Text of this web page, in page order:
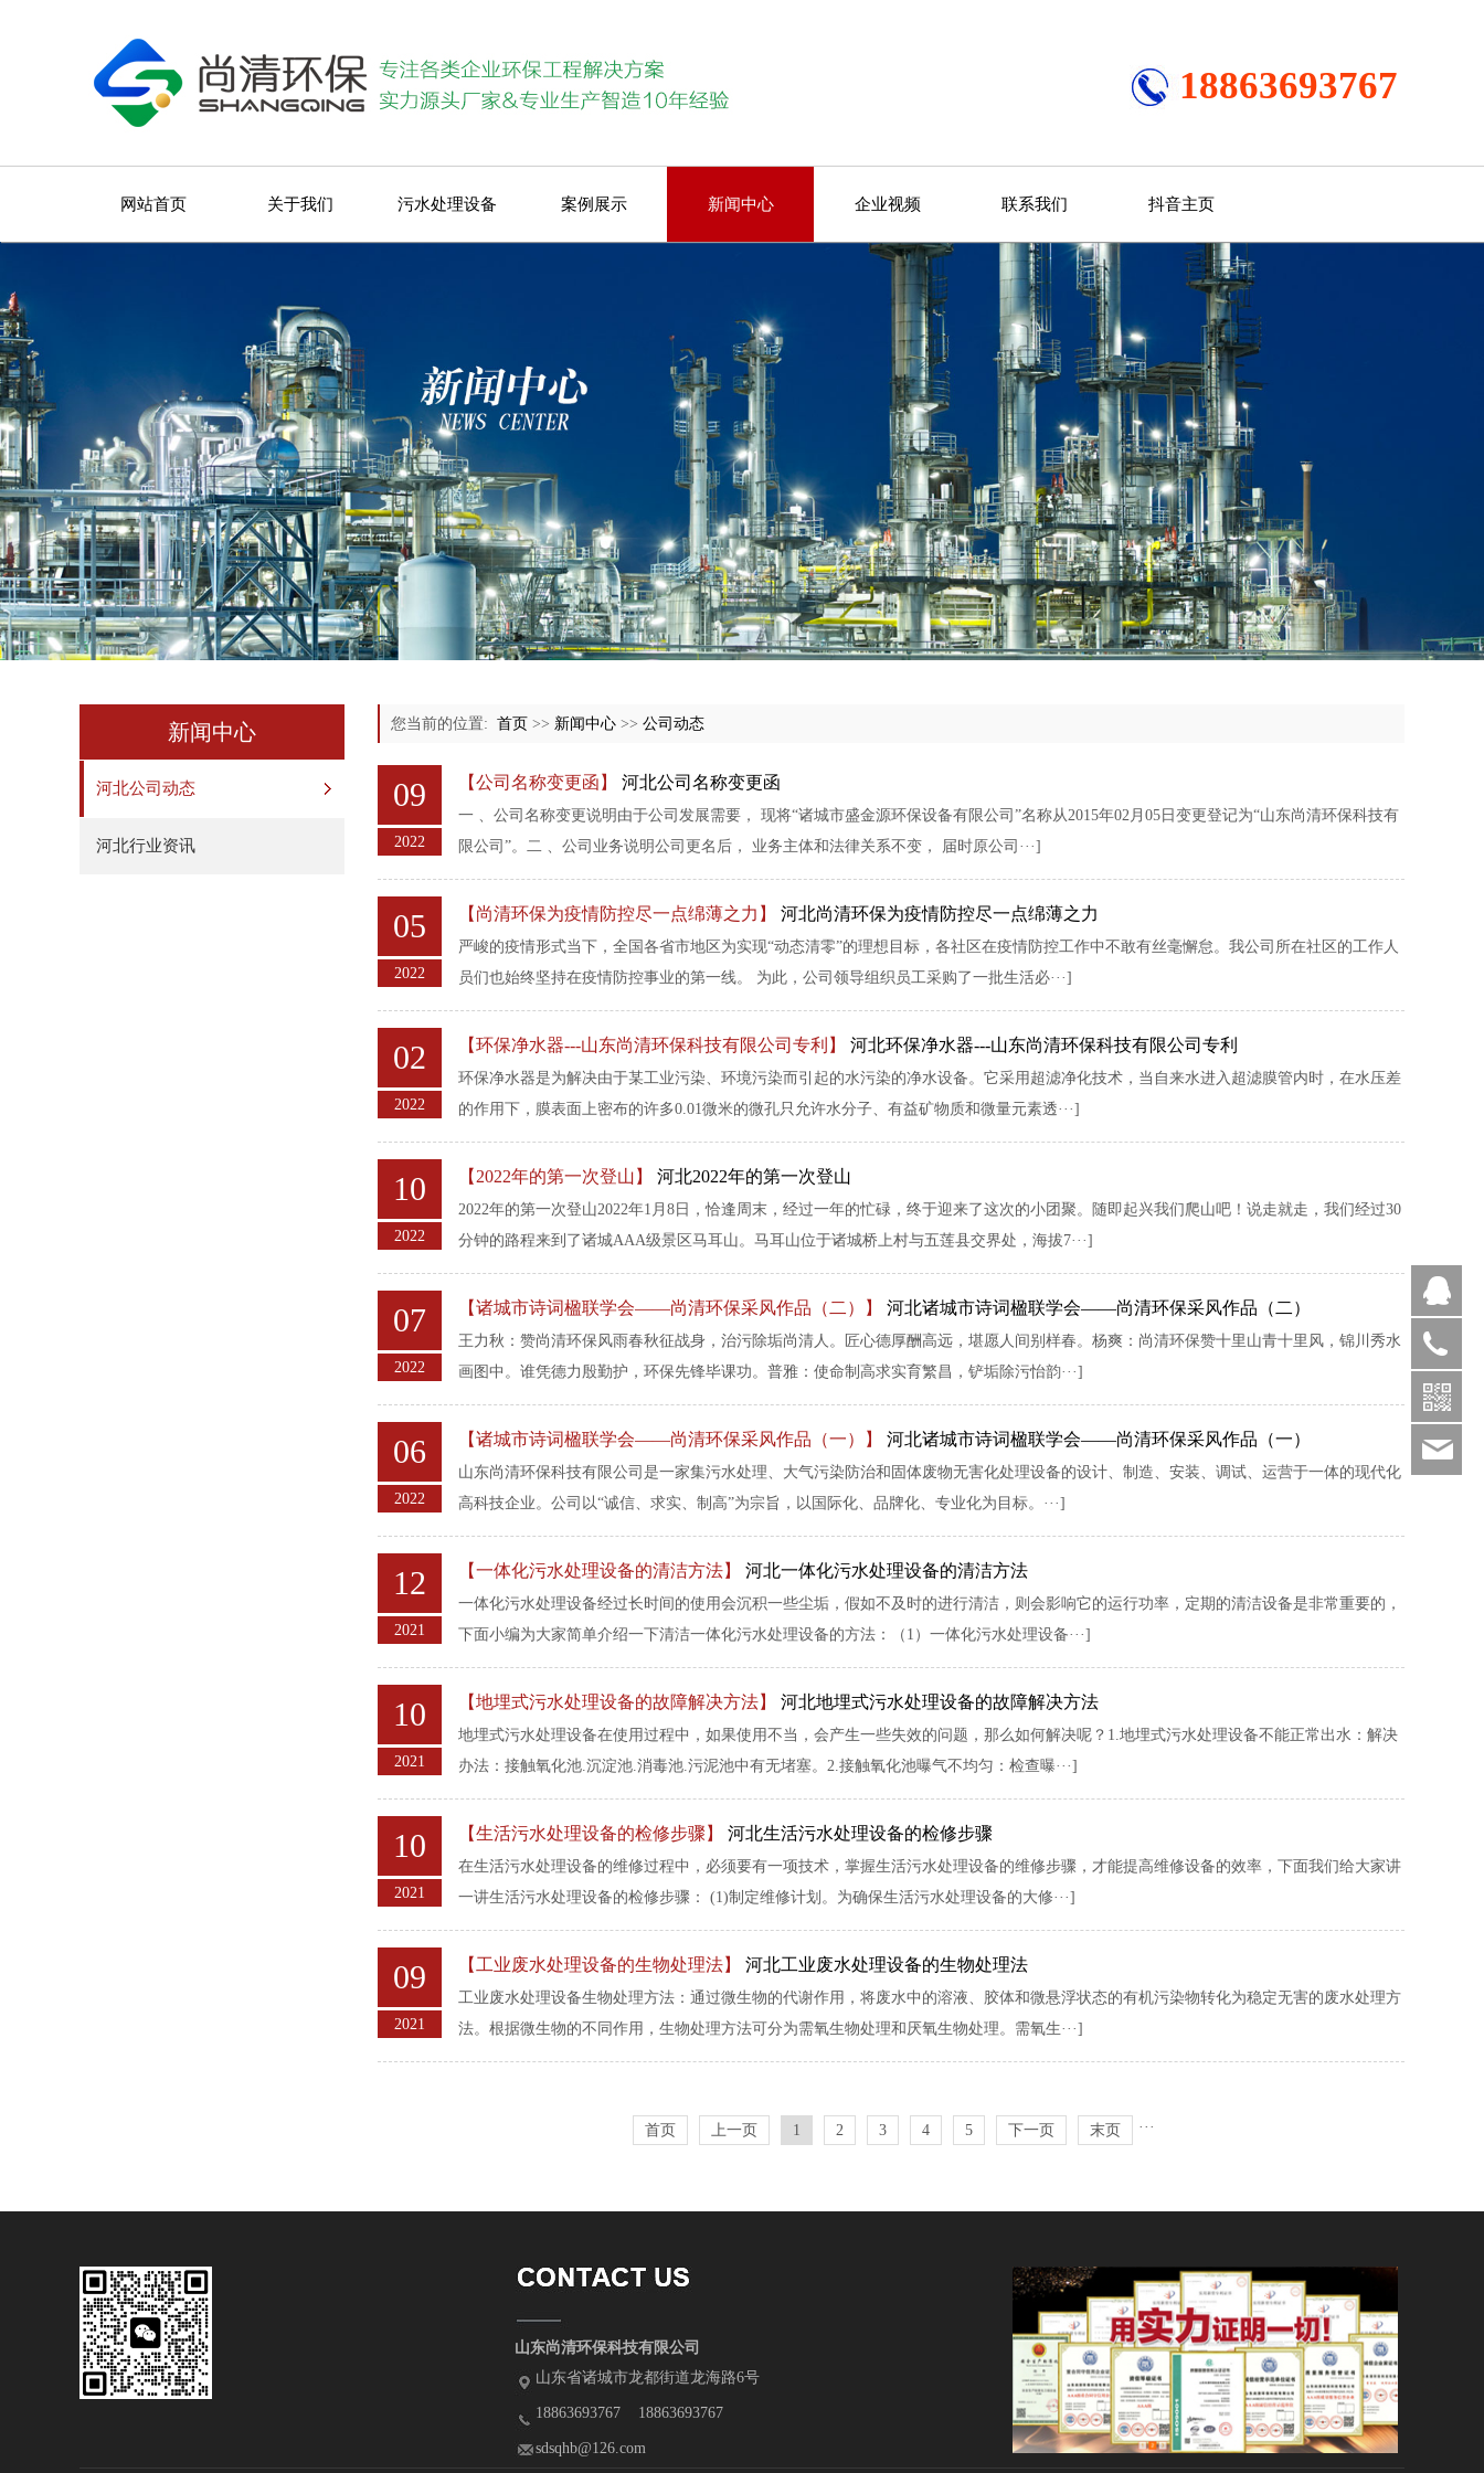
18863693767
网站首页 关于我们 污水处理设备 案例展示 新闻中心 企业视频 联系我们 抖音主页
新闻中心
河北公司动态
河北行业资讯
您当前的位置: 首页 >> 新闻中心 >> 公司动态
09
2022
【公司名称变更函】 河北公司名称变更函
⼀ 、公司名称变更说明由于公司发展需要， 现将“诸城市盛金源环保设备有限公司”名称从2015年02⽉05⽇变更登记为“山东尚清环保科技有
限公司”。⼆ 、公司业务说明公司更名后， 业务主体和法律关系不变， 届时原公司···]
05
2022
【尚清环保为疫情防控尽一点绵薄之力】 河北尚清环保为疫情防控尽一点绵薄之力
严峻的疫情形式当下，全国各省市地区为实现“动态清零”的理想目标，各社区在疫情防控工作中不敢有丝毫懈怠。我公司所在社区的工作人
员们也始终坚持在疫情防控事业的第一线。 为此，公司领导组织员工采购了一批生活必···]
02
2022
【环保净水器---山东尚清环保科技有限公司专利】 河北环保净水器---山东尚清环保科技有限公司专利
环保净水器是为解决由于某工业污染、环境污染而引起的水污染的净水设备。它采用超滤净化技术，当自来水进入超滤膜管内时，在水压差
的作用下，膜表面上密布的许多0.01微米的微孔只允许水分子、有益矿物质和微量元素透···]
10
2022
【2022年的第一次登山】 河北2022年的第一次登山
2022年的第一次登山2022年1月8日，恰逢周末，经过一年的忙碌，终于迎来了这次的小团聚。随即起兴我们爬山吧！说走就走，我们经过30
分钟的路程来到了诸城AAA级景区马耳山。马耳山位于诸城桥上村与五莲县交界处，海拔7···]
07
2022
【诸城市诗词楹联学会——尚清环保采风作品（二）】 河北诸城市诗词楹联学会——尚清环保采风作品（二）
王力秋：赞尚清环保风雨春秋征战身，治污除垢尚清人。匠心德厚酬高远，堪愿人间别样春。杨爽：尚清环保赞十里山青十里风，锦川秀水
画图中。谁凭德力殷勤护，环保先锋毕课功。普雅：使命制高求实育繁昌，铲垢除污怡韵···]
06
2022
【诸城市诗词楹联学会——尚清环保采风作品（一）】 河北诸城市诗词楹联学会——尚清环保采风作品（一）
山东尚清环保科技有限公司是一家集污水处理、大气污染防治和固体废物无害化处理设备的设计、制造、安装、调试、运营于一体的现代化
高科技企业。公司以“诚信、求实、制高”为宗旨，以国际化、品牌化、专业化为目标。···]
12
2021
【一体化污水处理设备的清洁方法】 河北一体化污水处理设备的清洁方法
一体化污水处理设备经过长时间的使用会沉积一些尘垢，假如不及时的进行清洁，则会影响它的运行功率，定期的清洁设备是非常重要的，
下面小编为大家简单介绍一下清洁一体化污水处理设备的方法：（1）一体化污水处理设备···]
10
2021
【地埋式污水处理设备的故障解决方法】 河北地埋式污水处理设备的故障解决方法
地埋式污水处理设备在使用过程中，如果使用不当，会产生一些失效的问题，那么如何解决呢？1.地埋式污水处理设备不能正常出水：解决
办法：接触氧化池.沉淀池.消毒池.污泥池中有无堵塞。2.接触氧化池曝气不均匀：检查曝···]
10
2021
【生活污水处理设备的检修步骤】 河北生活污水处理设备的检修步骤
在生活污水处理设备的维修过程中，必须要有一项技术，掌握生活污水处理设备的维修步骤，才能提高维修设备的效率，下面我们给大家讲
一讲生活污水处理设备的检修步骤： (1)制定维修计划。为确保生活污水处理设备的大修···]
09
2021
【工业废水处理设备的生物处理法】 河北工业废水处理设备的生物处理法
工业废水处理设备生物处理方法：通过微生物的代谢作用，将废水中的溶液、胶体和微悬浮状态的有机污染物转化为稳定无害的废水处理方
法。根据微生物的不同作用，生物处理方法可分为需氧生物处理和厌氧生物处理。需氧生···]
首页 上一页 1 2 3 4 5 ···
下一页 末页
山东尚清环保科技有限公司
山东省诸城市龙都街道龙海路6号
18863693767 18863693767
sdsqhb@126.com